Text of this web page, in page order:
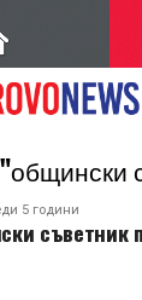
5 години
съветник